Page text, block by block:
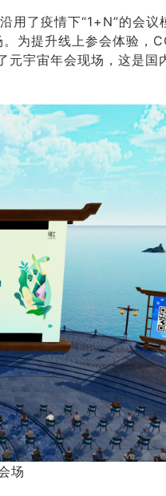
了疫情下“1+N”的会议
。为提升线上参会体验，
元宇宙年会现场，这是国
场